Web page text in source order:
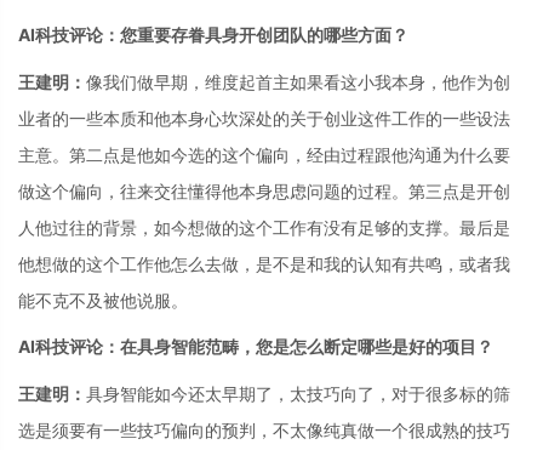
AI科技评论：您重要存眷具身开创团队的哪些方面？
王建明： 像我们做早期，维度起首主如果看这小我本身，他作为创
业者的一些本质和他本身心坎深处的关于创业这件工作的一些设法
主意。第二点是他如今选的这个偏向，经由过程跟他沟通为什么要
做这个偏向，往来交往懂得他本身思虑问题的过程。第三点是开创
人他过往的背景，如今想做的这个工作有没有足够的支撑。最后是
他想做的这个工作他怎么去做，是不是和我的认知有共鸣，或者我
能不克不及被他说服。
AI科技评论：在具身智能范畴，您是怎么断定哪些是好的项目？
王建明： 具身智能如今还太早期了，太技巧向了，对于很多标的筛
选是须要有一些技巧偏向的预判，不太像纯真做一个很成熟的技巧